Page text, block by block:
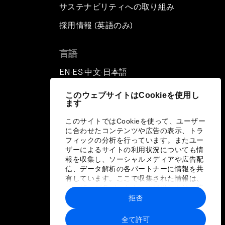
このウェブサイトはCookieを使用し
ます
このサイトではCookieを使って、ユーザー
に合わせたコンテンツや広告の表示、トラ
フィックの分析を行っています。またユー
ザーによるサイトの利用状況についても情
報を収集し、ソーシャルメディアや広告配
信、データ解析の各パートナーに情報を共
有しています。ここで収集された情報は、
ユーザーが各パートナーに提供した他の情
報や各パートナーのサービスを使用した際
に収集された情報と組み合わされ、各パー
トナーによって使用されることがありま
全て許可
拒否
サステナビリティへの取り組み
採用情報 (英語のみ)
言語
EN ▪ ES▪中文▪ 日本語